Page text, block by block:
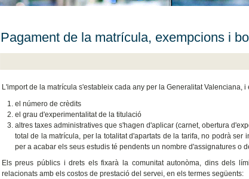
Pagament de la matrícula, exempcions i
L'import de la matrícula s'estableix cada any per la Generalitat Valenciana, i
el número de crèdits
el grau d'experimentalitat de la titulació
altres taxes administratives que s'hagen d'aplicar (carnet, obertura
total de la matrícula, per la totalitat d'apartats de la tarifa, no podrà
per a acabar els seus estudis té pendents un nombre d'assignatures o
Els preus públics i drets els fixarà la comunitat autonòma, dins dels
relacionats amb els costos de prestació del servei, en els termes següents: